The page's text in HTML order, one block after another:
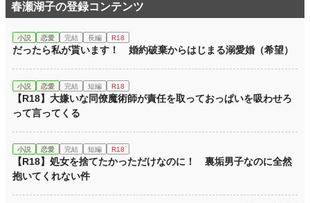
春瀬湖子の登録コンテンツ
小説 恋愛 完結 長編 R18
だったら私が貰います！ 婚約破棄からはじまる溺愛婚（希望）
小説 恋愛 完結 短編 R18
【R18】大嫌いな同僚魔術師が責任を取っておっぱいを吸わせろ
って言ってくる
小説 恋愛 完結 短編 R18
【R18】処女を捨てたかっただけなのに！ 裏垢男子なのに全然
抱いてくれない件